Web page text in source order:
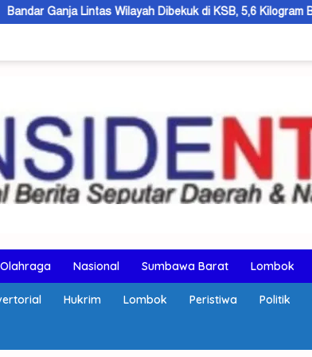
Wilayah Dibekuk di KSB, 5,6 Kilogram Barang Bukti Disita
Olahraga Nasional Sumbawa Barat Lombok
Hukrim Lombok Peristiwa Politik